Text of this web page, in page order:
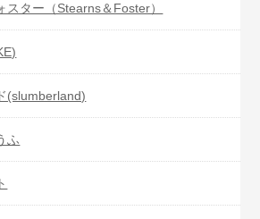
スター（Stearns＆Foster）
(slumberland)
ふ